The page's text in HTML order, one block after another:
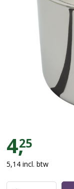
Pan 9
4,25
5,14 incl. btw